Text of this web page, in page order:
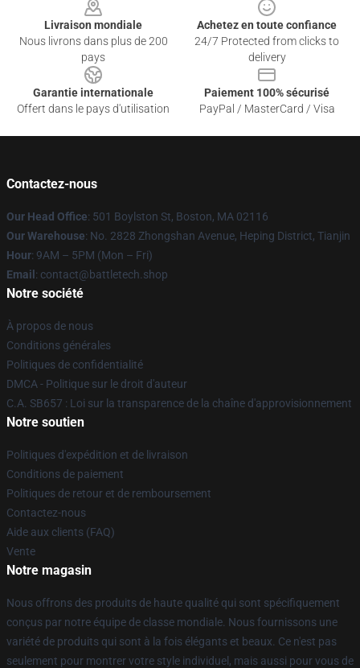
Livraison mondiale
Nous livrons dans plus de 200
pays
Achetez en toute confiance
24/7 Protected from clicks to
delivery
Garantie internationale
Offert dans le pays d'utilisation
Paiement 100% sécurisé
PayPal / MasterCard / Visa
Contactez-nous
Our Head Office: 501 Boylston St, Boston, MA 02116
Our Warehouse: No. 2828 Zhongshan Avenue, Heping District, Tianjin
Hour: 9AM – 5PM (Mon – Fri)
Email : contact@battletech.shop
Notre société
À propos de nous
Conditions générales
Politiques de confidentialité
DMCA - Politique sur le droit d'auteur
C.A. SB657 : Loi sur la transparence de la chaîne d'approvisionnement
Notre soutien
Politiques d'expédition et de livraison
Conditions de paiement
Politiques de retour et de remboursement
Contactez-nous
Aide aux clients (FAQ)
Vente
Notre magasin
Nous offrons des produits de haute qualité qui sont spécifiquement
conçus par notre équipe de classe mondiale. Nous fournissons une
variété de produits qui sont à la fois élégants et beaux. Ce n'est pas
seulement pour montrer votre style individuel, mais aussi pour vous de